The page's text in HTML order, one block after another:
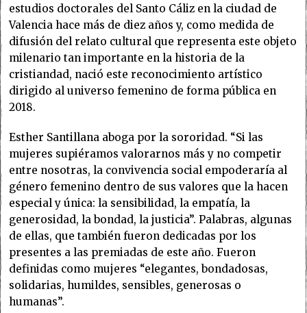
estudios doctorales del Santo Cáliz en la ciudad de
Valencia hace más de diez años y, como medida de
difusión del relato cultural que representa este objeto
milenario tan importante en la historia de la
cristiandad, nació este reconocimiento artístico
dirigido al universo femenino de forma pública en
2018.
Esther Santillana aboga por la sororidad. “Si las
mujeres supiéramos valorarnos más y no competir
entre nosotras, la convivencia social empoderaría al
género femenino dentro de sus valores que la hacen
especial y única: la sensibilidad, la empatía, la
generosidad, la bondad, la justicia”. Palabras, algunas
de ellas, que también fueron dedicadas por los
presentes a las premiadas de este año. Fueron
definidas como mujeres “elegantes, bondadosas,
solidarias, humildes, sensibles, generosas o
humanas”.